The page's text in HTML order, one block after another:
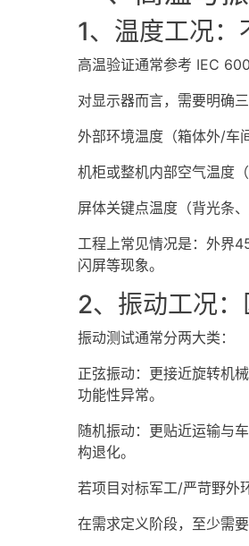
1、温度工况：
高温验证通常参考 IEC
对显示器而言，需要明确三
外部环境温度（箱体外/车
机柜或整机内部空气温度
屏体关键点温度（背光条
工程上常见情况是：外界
闪屏等现象。
2、振动工况：
振动测试通常分两大类：
正弦振动：更接近旋转机
功能性异常。
随机振动：更贴近运输与
构退化。
若项目对标军工/严苛野外
在需求定义阶段，至少需